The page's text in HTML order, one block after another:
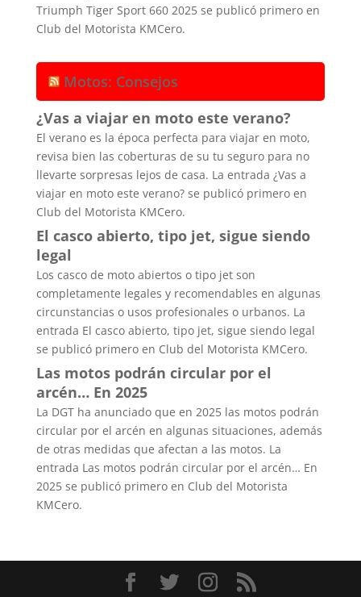
Triumph Tiger Sport 660 2025 se publicó primero en
Club del Motorista KMCero.
Motos: Consejos
¿Vas a viajar en moto este verano?
El verano es la época perfecta para viajar en moto,
revisa bien las coberturas de su tu seguro para no
llevarte sorpresas lejos de casa. La entrada ¿Vas a
viajar en moto este verano? se publicó primero en
Club del Motorista KMCero.
El casco abierto, tipo jet, sigue siendo
legal
Los casco de moto abiertos o tipo jet son
completamente legales y recomendables en algunas
circunstancias o usos profesionales o urbanos. La
entrada El casco abierto, tipo jet, sigue siendo legal
se publicó primero en Club del Motorista KMCero.
Las motos podrán circular por el
arcén… En 2025
La DGT ha anunciado que en 2025 las motos podrán
circular por el arcén en algunas situaciones, además
de otras medidas que afectan a las motos. La
entrada Las motos podrán circular por el arcén… En
2025 se publicó primero en Club del Motorista
KMCero.